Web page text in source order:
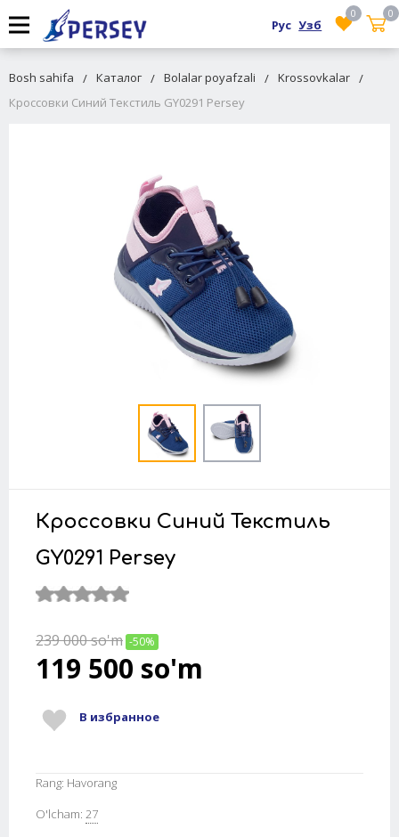
0
0
Рус Узб
Bosh sahifa Каталог Bolalar poyafzali
Krossovkalar
Кроссовки Синий Текстиль GY0291 Persey
Кроссовки Синий Текстиль
GY0291 Persey
239 000so'm -50%
119 500 so'm
В избранное
Rang: Havorang
O'lcham: 27